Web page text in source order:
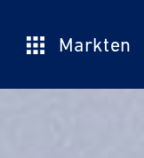
Markten